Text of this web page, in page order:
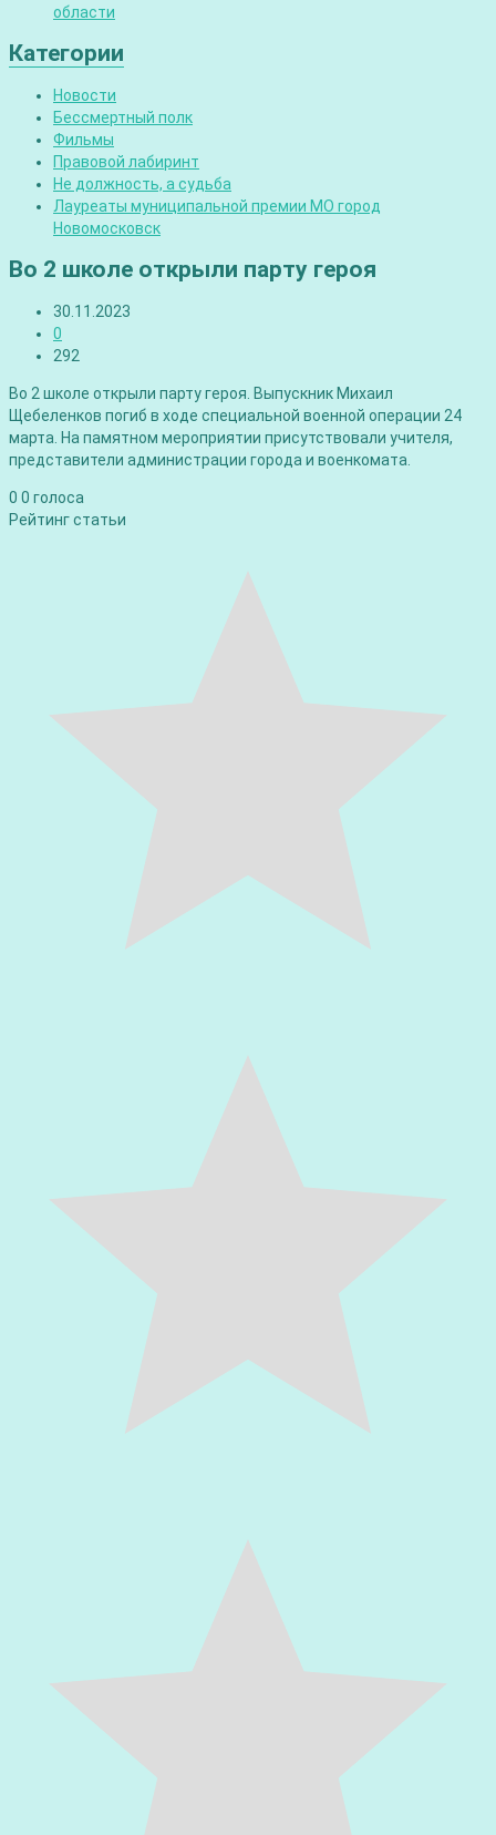
области
Категории
Новости
Бессмертный полк
Фильмы
Правовой лабиринт
Не должность, а судьба
Лауреаты муниципальной премии МО город
Новомосковск
Во 2 школе открыли парту героя
30.11.2023
0
292
Во 2 школе открыли парту героя. Выпускник Михаил
Щебеленков погиб в ходе специальной военной операции 24
марта. На памятном мероприятии присутствовали учителя,
представители администрации города и военкомата.
0 0 голоса
Рейтинг статьи